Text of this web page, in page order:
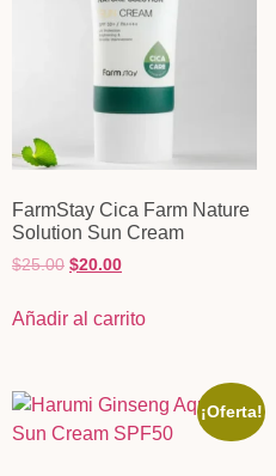
FarmStay Cica Farm Nature
Solution Sun Cream
$25.00 $20.00
Añadir al carrito
¡Oferta!